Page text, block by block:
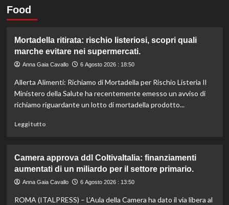
Food
Mortadella ritirata: rischio listeriosi, scopri quali
marche evitare nei supermercati.
Anna Gaia Cavallo 6 Agosto 2026 : 18:50
Allerta Alimenti: Richiamo di Mortadella per Rischio Listeria Il
Ministero della Salute ha recentemente emesso un avviso di
richiamo riguardante un lotto di mortadella prodotto...
Leggi tuttoLeggi
Mortadella
ritirata:
rischio
scopri
Camera approva ddl ColtivaItalia: finanziamenti
aumentati di un miliardo per il settore primario.
Anna Gaia Cavallo 6 Agosto 2026 : 13:50
ROMA (ITALPRESS) – L’Aula della Camera ha dato il via libera al